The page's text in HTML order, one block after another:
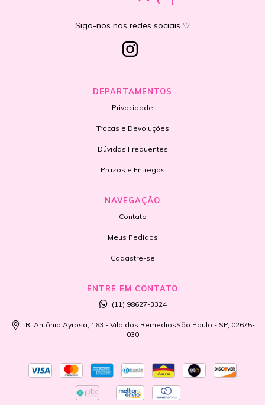
Siga-nos nas redes sociais ♡
DEPARTAMENTOS
Privacidade
Trocas e Devoluções
Dúvidas Frequentes
Prazos e Entregas
NAVEGAÇÃO
Contato
Meus Pedidos
Cadastre-se
ENTRE EM CONTATO
(11) 98627-3324
R. Antônio Ayrosa, 163 - Vila dos RemediosSão Paulo - SP, 02675-
030